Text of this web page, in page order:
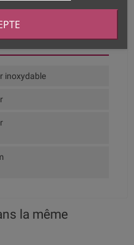
inoxydable
la même